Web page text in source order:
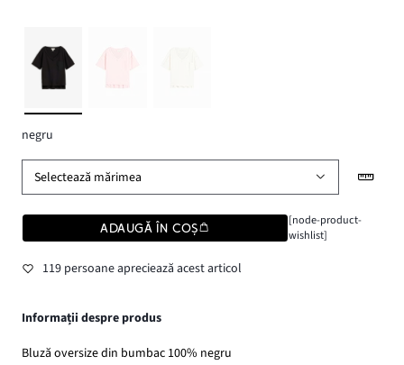
negru
Selectează mărimea
ADAUGĂ ÎN COȘ
[node-product-
wishlist]
119 persoane apreciează acest articol
Informații despre produs
Bluză oversize din bumbac 100% negru